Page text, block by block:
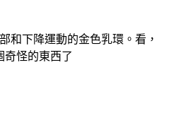
和下降運動的金色乳環。看，
奇怪的東西了